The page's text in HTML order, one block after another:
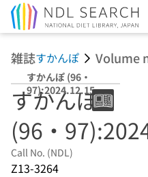
雑誌すかんぽ Volume
すかんぽ (96・
97):2024.12.15
すかんぽ
(96・
Call No. (NDL)
Z13-3264